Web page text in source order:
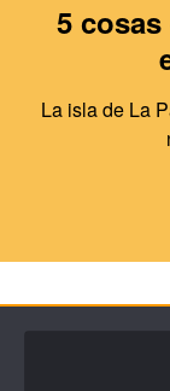
5
La isla de La